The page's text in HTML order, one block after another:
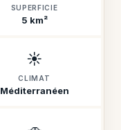
SUPERFICIE
5 km²
☀️
CLIMAT
Méditerranéen